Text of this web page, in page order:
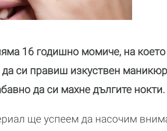
16 годишно момиче, на
си правиш изкуствен
да си махне дългите нокти.
ще успеем да насочим